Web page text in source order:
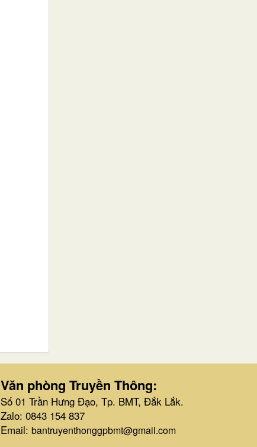
Văn phòng Truyền Thông:
Số 01 Trần Hưng Đạo, Tp. BMT, Đắk Lắk.
Zalo: 0843 154 837
Email: bantruyenthonggpbmt@gmail.com